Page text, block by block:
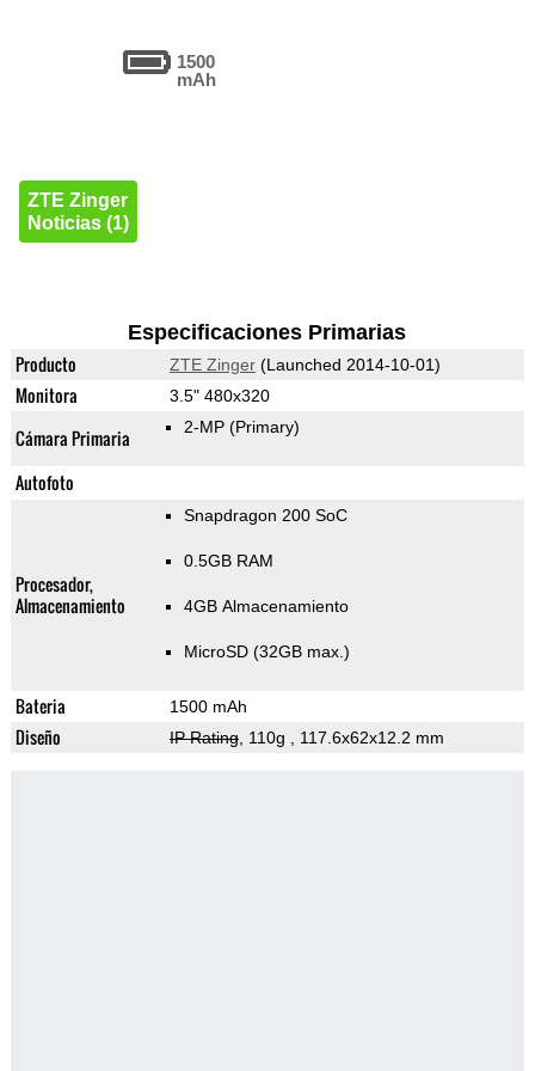
1500
mAh
ZTE Zinger
Noticias (1)
Especificaciones Primarias
Producto ZTE Zinger(Launched 2014-10-01)
Monitora 3.5" 480x320
Cámara Primaria 2-MP (Primary)
Autofoto
Procesador,
Almacenamiento
Snapdragon 200 SoC
0.5GB RAM
4GB Almacenamiento
MicroSD (32GB max.)
Bateria 1500 mAh
Diseño IP Rating, 110g , 117.6x62x12.2 mm